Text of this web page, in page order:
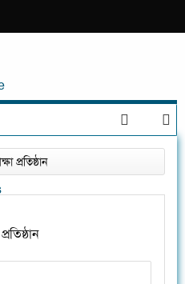
প্রতিষ্ঠান